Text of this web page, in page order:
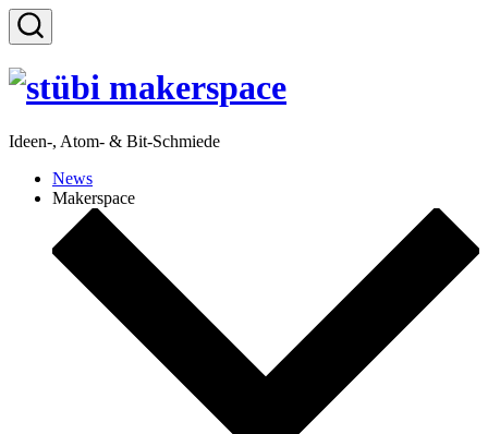
Zum
Inhalt
Suche
Ideen-, Atom- & Bit-Schmiede
News
Makerspace